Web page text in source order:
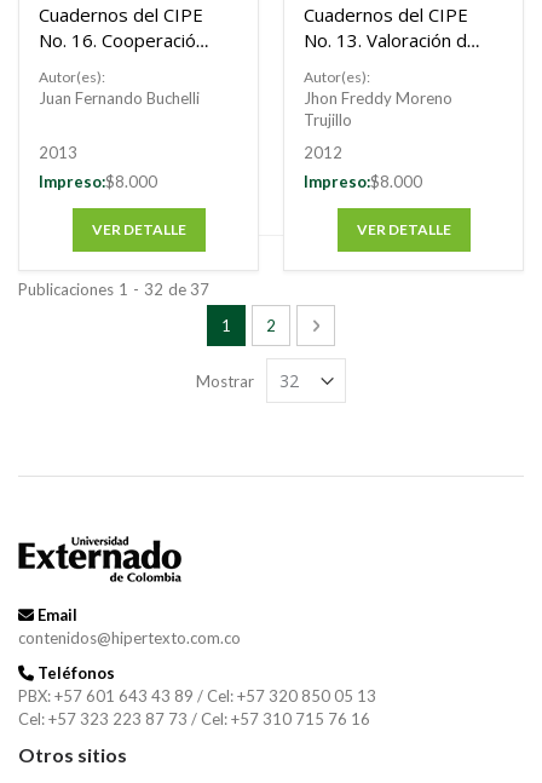
Cuadernos del CIPE
No. 16. Cooperación
¿eficacia sin
Autor(es):
Juan Fernando Buchelli
2013
Impreso:$8.000
VER DETALLE
Cuadernos del CIPE
No. 13. Valoración de
y medidas
martinlanga
equivalentes
Autor(es):
Jhon Freddy Moreno
Trujillo
2012
Impreso:$8.000
VER DETALLE
Publicaciones 1 - 32 de 37
Está viendo la página
1 Página
2 Página
Siguiente
Mostrar
Email
contenidos@hipertexto.com.co
Teléfonos
PBX: +57 601 643 43 89 / Cel: +57 320 850 05 13
Cel: +57 323 223 87 73 / Cel: +57 310 715 76 16
Otros sitios